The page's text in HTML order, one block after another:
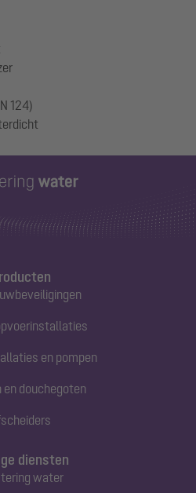
124)
en pompen
en douchegoten
diensten
water